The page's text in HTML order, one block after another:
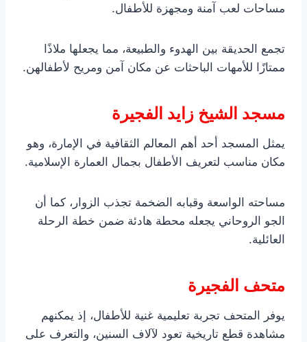
مساحات لعب آمنة ومجهزة للأطفال.
تجمع الحديقة بين الهدوء والطبيعة، مما يجعلها ملاذًا
ممتازًا للأمهات الباحثات عن مكان آمن ومريح لأطفالهن.
مسجد الشيخ زايد الفجيرة
يمثل المسجد أحد أهم المعالم الثقافية في الإمارة، وهو
مكان مناسب لتعريف الأطفال بجمال العمارة الإسلامية.
مساحته الواسعة وقبابه الضخمة تجذب الزوار، كما أن
الجو الروحاني يجعله محطة هادئة ضمن خطة الرحلة
العائلية.
متحف الفجيرة
يوفر المتحف تجربة تعليمية غنية للأطفال، إذ يمكنهم
مشاهدة قطع تاريخية تعود لآلاف السنين، والتعرف على